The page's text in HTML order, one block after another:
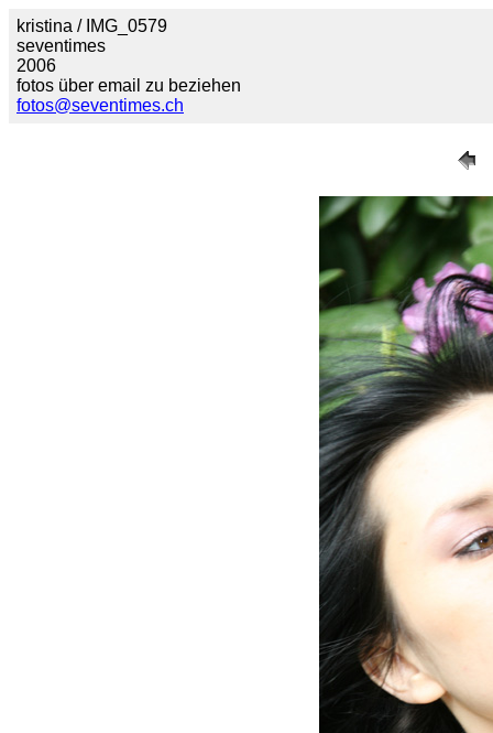
kristina / IMG_0579
seventimes
2006
fotos über email zu beziehen
fotos@seventimes.ch